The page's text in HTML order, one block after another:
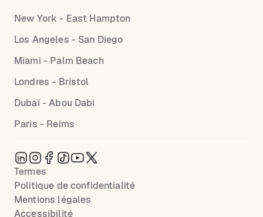
New York - East Hampton
Los Angeles - San Diego
Miami - Palm Beach
Londres - Bristol
Dubaï - Abou Dabi
Paris - Reims
Termes
Politique de confidentialité
Mentions légales
Accessibilité